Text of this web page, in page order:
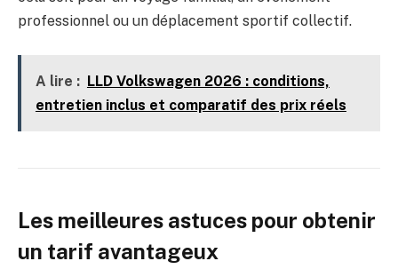
professionnel ou un déplacement sportif collectif.
A lire : LLD Volkswagen 2026 : conditions,
entretien inclus et comparatif des prix réels
Les meilleures astuces pour obtenir
un tarif avantageux